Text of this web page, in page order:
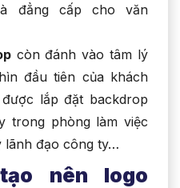
đẳng cấp cho văn
còn đánh vào tâm lý
đầu tiên của khách
lắp đặt backdrop
trong phòng làm việc
lãnh đạo công ty…
nên logo